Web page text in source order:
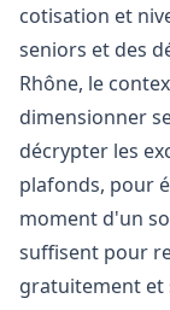
cotisation et
seniors et des
Rhône, le
dimensionner
décrypter les
plafonds, pour
moment d'un
suffisent pour
gratuitement et